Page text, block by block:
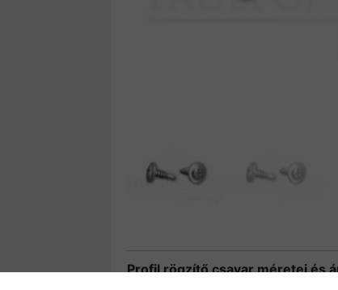
Profil rögzítő csavar méretei és